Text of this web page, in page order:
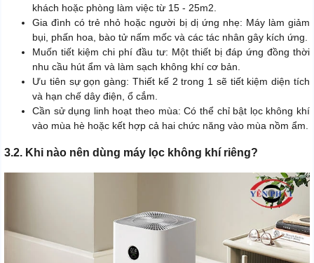
khách hoặc phòng làm việc từ 15 - 25m2.
Gia đình có trẻ nhỏ hoặc người bị dị ứng nhẹ: Máy làm giảm
bụi, phấn hoa, bào tử nấm mốc và các tác nhân gây kích ứng.
Muốn tiết kiệm chi phí đầu tư: Một thiết bị đáp ứng đồng thời
nhu cầu hút ẩm và làm sạch không khí cơ bản.
Ưu tiên sự gọn gàng: Thiết kế 2 trong 1 sẽ tiết kiệm diện tích
và hạn chế dây điện, ổ cắm.
Cần sử dụng linh hoạt theo mùa: Có thể chỉ bật lọc không khí
vào mùa hè hoặc kết hợp cả hai chức năng vào mùa nồm ẩm.
3.2. Khi nào nên dùng máy lọc không khí riêng?